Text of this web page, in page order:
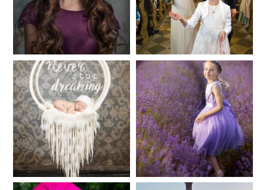
41 183
Baby/Newborn
72
Kinder
111